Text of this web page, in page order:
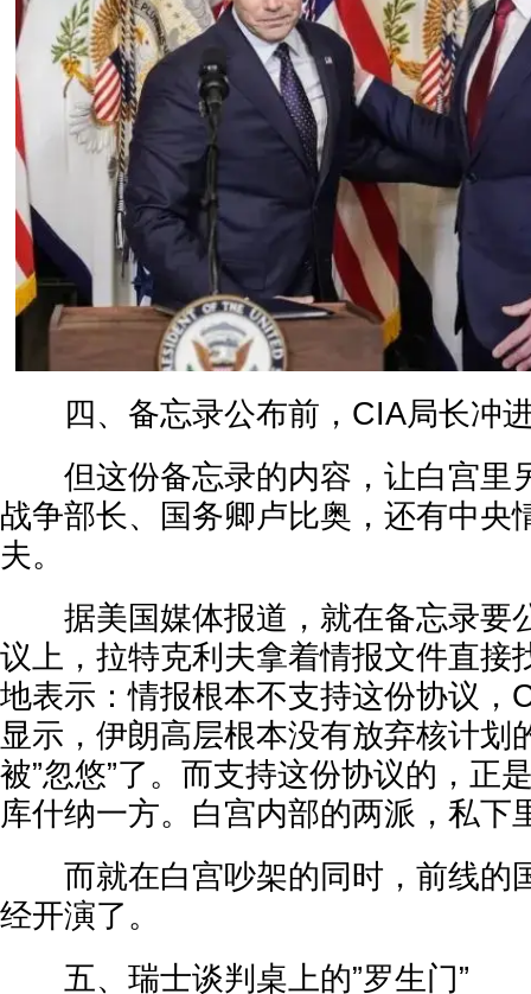
四、备忘录公布前，CIA局长冲
但这份备忘录的内容，让白宫里
战争部长、国务卿卢比奥，还有中央
夫。
据美国媒体报道，就在备忘录要
议上，拉特克利夫拿着情报文件直接
地表示：情报根本不支持这份协议，
显示，伊朗高层根本没有放弃核计划
被”忽悠”了。而支持这份协议的，正
库什纳一方。白宫内部的两派，私下
而就在白宫吵架的同时，前线的
经开演了。
五、瑞士谈判桌上的”罗生门”